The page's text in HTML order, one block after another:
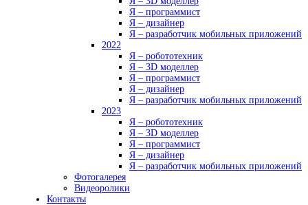
Я – программист
Я – дизайнер
Я – разработчик мобильных приложений
2022
Я – робототехник
Я – 3D моделлер
Я – программист
Я – дизайнер
Я – разработчик мобильных приложений
2023
Я – робототехник
Я – 3D моделлер
Я – программист
Я – дизайнер
Я – разработчик мобильных приложений
Фотогалерея
Видеоролики
Контакты